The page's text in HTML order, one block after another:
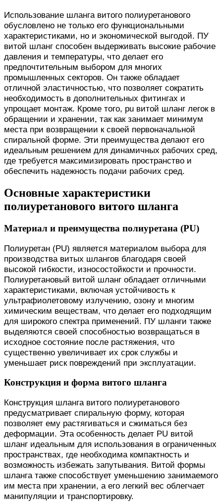
Использование шланга витого полиуретанового
обусловлено не только его функциональными
характеристиками, но и экономической выгодой. ПУ
витой шланг способен выдерживать высокие рабочие
давления и температуры, что делает его
предпочтительным выбором для многих
промышленных секторов. Он также обладает
отличной эластичностью, что позволяет сократить
необходимость в дополнительных фитингах и
упрощает монтаж. Кроме того, pu витой шланг легок в
обращении и хранении, так как занимает минимум
места при возвращении к своей первоначальной
спиральной форме. Эти преимущества делают его
идеальным решением для динамичных рабочих сред,
где требуется максимизировать пространство и
обеспечить надежность подачи рабочих сред.
Основные характеристики
полиуретанового витого шланга
Материал и преимущества полиуретана (PU)
Полиуретан (PU) является материалом выбора для
производства витых шлангов благодаря своей
высокой гибкости, износостойкости и прочности.
Полиуретановый витой шланг обладает отличными
характеристиками, включая устойчивость к
ультрафиолетовому излучению, озону и многим
химическим веществам, что делает его подходящим
для широкого спектра применений. ПУ шланги также
выделяются своей способностью возвращаться в
исходное состояние после растяжения, что
существенно увеличивает их срок службы и
уменьшает риск повреждений при эксплуатации.
Конструкция и форма витого шланга
Конструкция шланга витого полиуретанового
предусматривает спиральную форму, которая
позволяет ему растягиваться и сжиматься без
деформации. Эта особенность делает PU витой
шланг идеальным для использования в ограниченных
пространствах, где необходима компактность и
возможность избежать запутывания. Витой формы
шланга также способствует уменьшению занимаемого
им места при хранении, а его легкий вес облегчает
манипуляции и транспортировку.